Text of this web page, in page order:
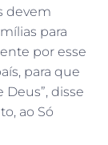
devem
para
por esse
para que
disse
ao Só